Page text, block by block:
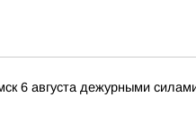
6 августа дежурными